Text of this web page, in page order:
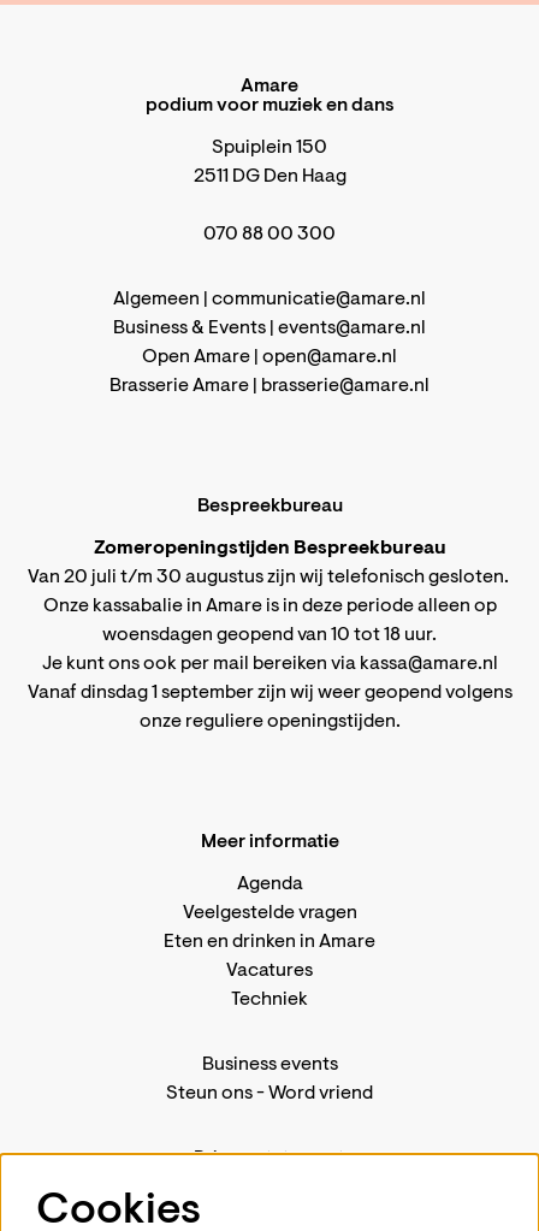
Amare
podium voor muziek en dans
Spuiplein 150
2511 DG Den Haag
070 88 00 300
Algemeen | communicatie@amare.nl
Business & Events | events@amare.nl
Open Amare | open@amare.nl
Brasserie Amare |
brasserie@amare.nl
Bespreekbureau
Zomeropeningstijden Bespreekbureau
Van 20 juli t/m 30 augustus zijn wij telefonisch gesloten.
Onze kassabalie in Amare is in deze periode alleen op
woensdagen geopend van 10 tot 18 uur.
Je kunt ons ook per mail bereiken via kassa@amare.nl
Vanaf dinsdag 1 september zijn wij weer geopend volgens
onze reguliere openingstijden.
Meer informatie
Agenda
Veelgestelde vragen
Eten en drinken in Amare
Vacatures
Techniek
Business events
Steun ons-Word vriend
Privacystatement
Cookies